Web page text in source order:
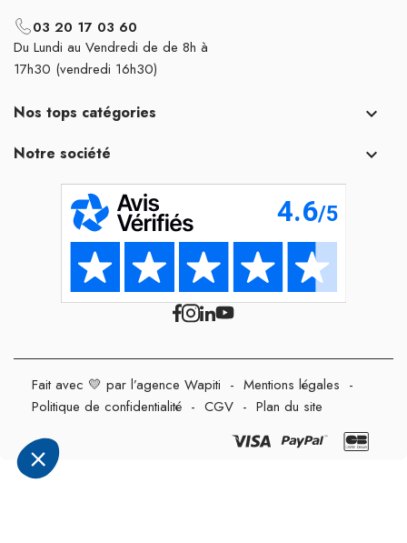
03 20 17 03 60
Du Lundi au Vendredi de de 8h à
17h30 (vendredi 16h30)
Nos tops catégories 
Notre société 
Fait avec 💛 par l’agence Wapiti - Mentions légales -
Politique de confidentialité - CGV - Plan du site